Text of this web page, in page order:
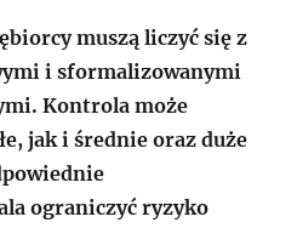
muszą liczyć się z
i sformalizowanymi
Kontrola może
jak i średnie oraz duże
ograniczyć ryzyko